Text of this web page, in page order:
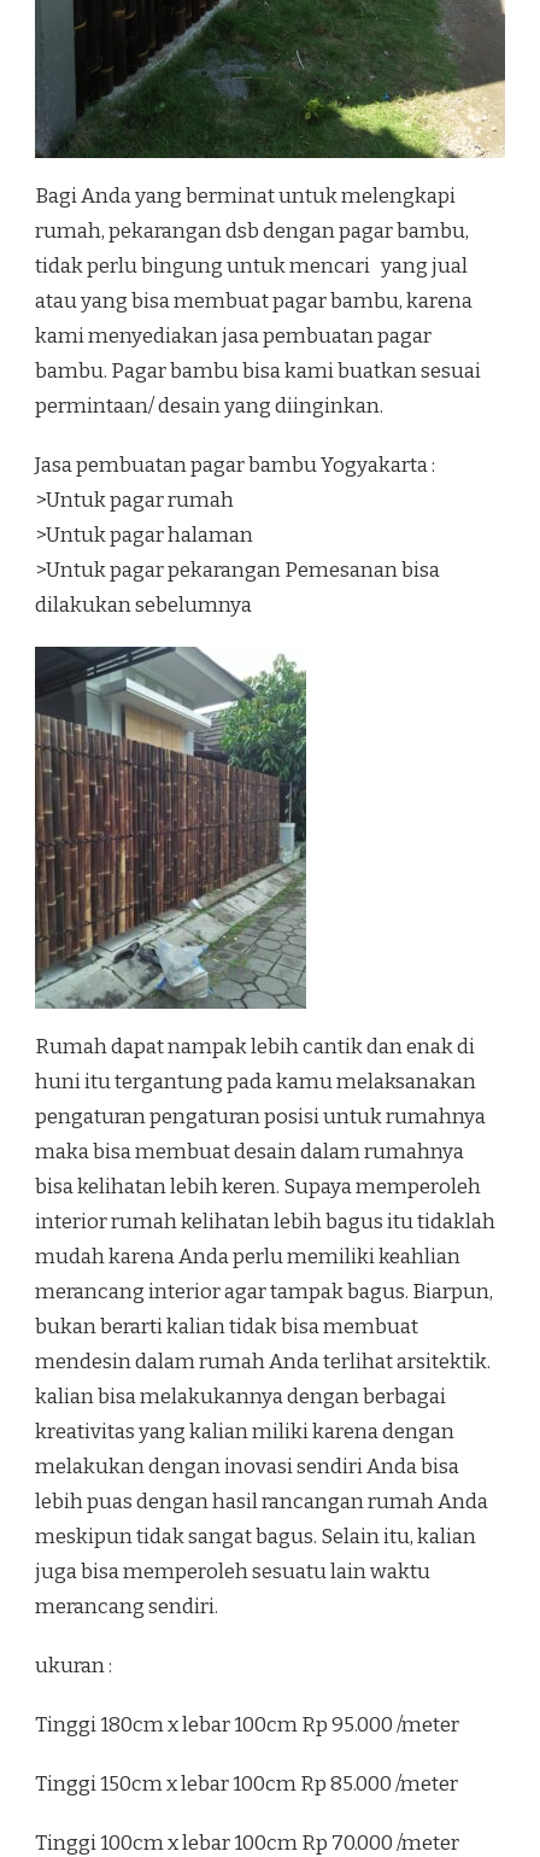
Bagi Anda yang berminat untuk melengkapi
rumah, pekarangan dsb dengan pagar bambu,
tidak perlu bingung untuk mencari yang jual
atau yang bisa membuat pagar bambu, karena
kami menyediakan jasa pembuatan pagar
bambu. Pagar bambu bisa kami buatkan sesuai
permintaan/ desain yang diinginkan.
Jasa pembuatan pagar bambu Yogyakarta :
>Untuk pagar rumah
>Untuk pagar halaman
>Untuk pagar pekarangan Pemesanan bisa
dilakukan sebelumnya
Rumah dapat nampak lebih cantik dan enak di
huni itu tergantung pada kamu melaksanakan
pengaturan pengaturan posisi untuk rumahnya
maka bisa membuat desain dalam rumahnya
bisa kelihatan lebih keren. Supaya memperoleh
interior rumah kelihatan lebih bagus itu tidaklah
mudah karena Anda perlu memiliki keahlian
merancang interior agar tampak bagus. Biarpun,
bukan berarti kalian tidak bisa membuat
mendesin dalam rumah Anda terlihat arsitektik.
kalian bisa melakukannya dengan berbagai
kreativitas yang kalian miliki karena dengan
melakukan dengan inovasi sendiri Anda bisa
lebih puas dengan hasil rancangan rumah Anda
meskipun tidak sangat bagus. Selain itu, kalian
juga bisa memperoleh sesuatu lain waktu
merancang sendiri.
ukuran :
Tinggi 180cm x lebar 100cm Rp 95.000 /meter
Tinggi 150cm x lebar 100cm Rp 85.000 /meter
Tinggi 100cm x lebar 100cm Rp 70.000 /meter